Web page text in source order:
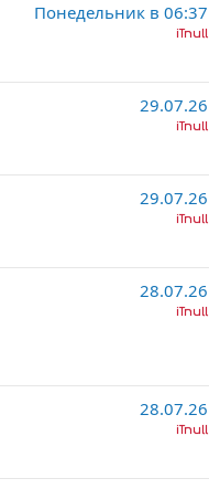
Понедельник в 06:37
iTnull
29.07.26
iTnull
29.07.26
iTnull
28.07.26
iTnull
28.07.26
iTnull